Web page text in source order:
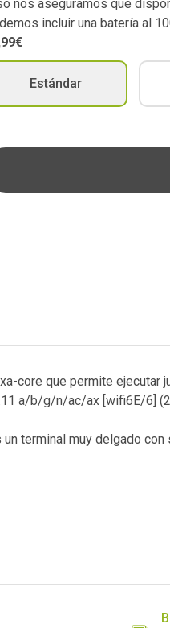
nos aseguramos que
incluir una batería al
Estándar
core que permite ejecutar
a/b/g/n/ac/ax [wifi6E/6]
terminal muy delgado con